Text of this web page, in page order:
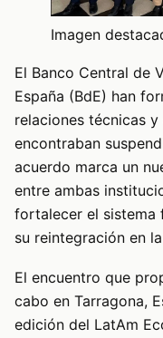
Imagen
El Banco Central de
España (BdE) han
relaciones técnicas
encontraban
acuerdo marca un
entre ambas
fortalecer el sistema
su reintegración en
El encuentro que
cabo en Tarragona,
edición del LatAm